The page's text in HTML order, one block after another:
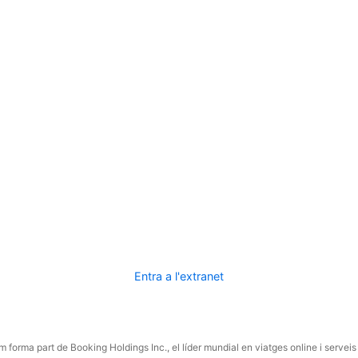
Entra a l'extranet
forma part de Booking Holdings Inc., el líder mundial en viatges online i